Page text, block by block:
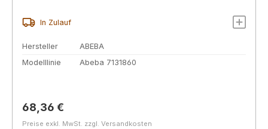
In Zulauf
Hersteller
ABEBA
Modelllinie
Abeba 7131860
Regulärer Preis:
68,36 €
Preise exkl. MwSt. zzgl. Versandkosten